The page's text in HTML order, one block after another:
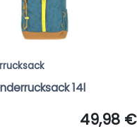
14l
49,98 €